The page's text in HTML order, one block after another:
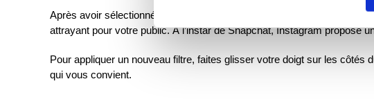
Après avoir sélectionné la photo ou la vidéo que vous souhaitez
attrayant pour votre public. À l’instar de Snapchat, Instagram propose
Pour appliquer un nouveau filtre, faites glisser votre doigt sur les côtés
qui vous convient.